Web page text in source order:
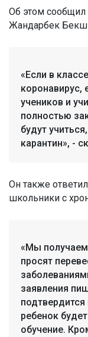
Об этом сообщил
Жандарбек
«Если в
коронавирус,
учеников и
полностью
будут
карантин», -
Он также
школьники с
«Мы получаем
просят
заявления
ребенок
обучение.